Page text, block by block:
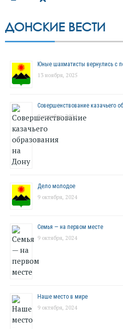
ДОНСКИЕ ВЕСТИ
Юные шахматисты вернулись с
13 ноября, 2025
Совершенствование казачьего
9 октября, 2024
Дело молодое
9 октября, 2024
Семья — на первом месте
9 октября, 2024
Наше место в мире
9 октября, 2024